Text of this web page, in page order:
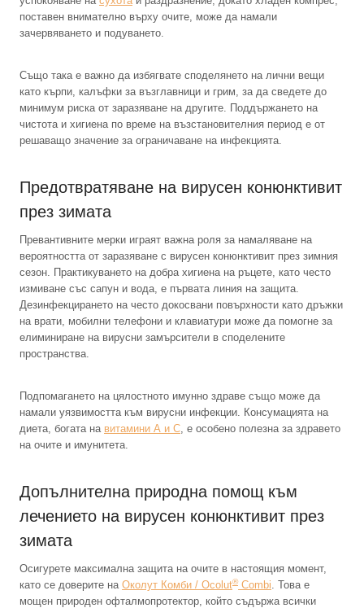
поставен внимателно върху очите, може да намали
зачервяването и подуването.
Също така е важно да избягвате споделянето на лични вещи
като кърпи, калъфки за възглавници и грим, за да сведете до
минимум риска от заразяване на другите. Поддържането на
чистота и хигиена по време на възстановителния период е от
решаващо значение за ограничаване на инфекцията.
Предотвратяване на вирусен конюнктивит
през зимата
Превантивните мерки играят важна роля за намаляване на
вероятността от заразяване с вирусен конюнктивит през зимния
сезон. Практикуването на добра хигиена на ръцете, като често
измиване със сапун и вода, е първата линия на защита.
Дезинфекцирането на често докосвани повърхности като дръжки
на врати, мобилни телефони и клавиатури може да помогне за
елиминиране на вирусни замърсители в споделените
пространства.
Подпомагането на цялостното имунно здраве също може да
намали уязвимостта към вирусни инфекции. Консумацията на
диета, богата на витамини А и С , е особено полезна за здравето
на очите и имунитета.
Допълнителна природна помощ към
лечението на вирусен конюнктивит през
зимата
Осигурете максимална защита на очите в настоящия момент,
като се доверите на Околут Комби / Ocolut®Combi . Това е
мощен природен офталмопротектор, който съдържа всички